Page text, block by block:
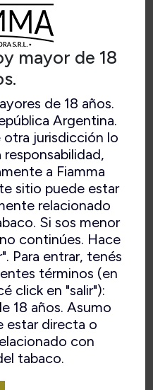
mayor de 18
de 18 años.
Argentina.
jurisdicción lo
responsabilidad,
a Fiamma
sitio puede estar
relacionado
Si sos menor
continúes. Hace
Para entrar, tenés
términos (en
click en "salir"):
18 años. Asumo
estar directa o
con
tabaco.VOLVER